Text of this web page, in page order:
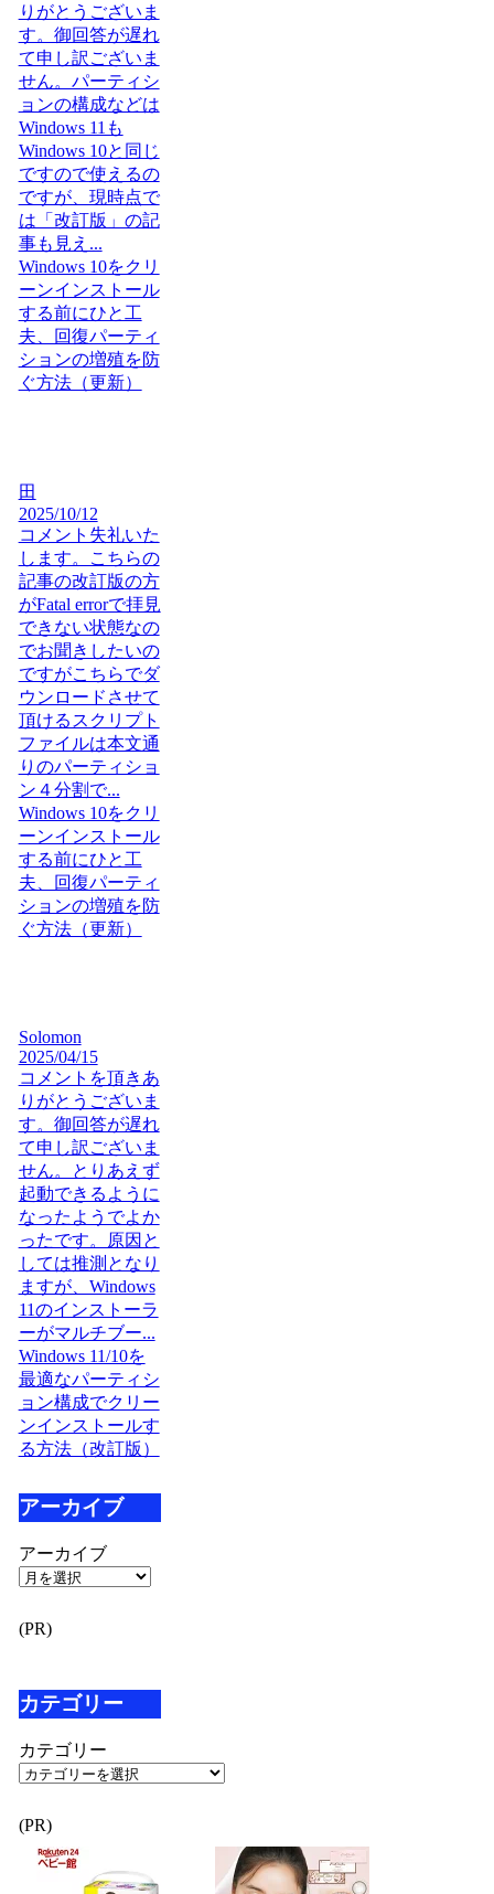
りがとうございま
す。御回答が遅れ
て申し訳ございま
せん。パーティシ
ョンの構成などは
Windows 11も
Windows 10と同じ
ですので使えるの
ですが、現時点で
は「改訂版」の記
事も見え...
Windows 10をクリ
ーンインストール
する前にひと工
夫、回復パーティ
ションの増殖を防
ぐ方法（更新）
田
2025/10/12
コメント失礼いた
します。こちらの
記事の改訂版の方
がFatal errorで拝見
できない状態なの
でお聞きしたいの
ですがこちらでダ
ウンロードさせて
頂けるスクリプト
ファイルは本文通
りのパーティショ
ン４分割で...
Windows 10をクリ
ーンインストール
する前にひと工
夫、回復パーティ
ションの増殖を防
ぐ方法（更新）
Solomon
2025/04/15
コメントを頂きあ
りがとうございま
す。御回答が遅れ
て申し訳ございま
せん。とりあえず
起動できるように
なったようでよか
ったです。原因と
しては推測となり
ますが、Windows
11のインストーラ
ーがマルチブー...
Windows 11/10を
最適なパーティシ
ョン構成でクリー
ンインストールす
る方法（改訂版）
アーカイブ
アーカイブ
(PR)
カテゴリー
カテゴリー
(PR)